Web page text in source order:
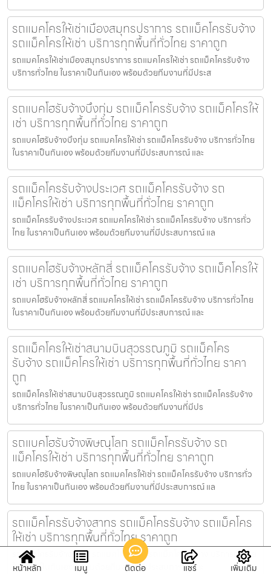
รถแมคโครให้เช่าเมืองสมุทรปราการ รถแม็คโครรับจ้าง
รถแม็คโครให้เช่า บริการทุกพื้นที่ทั่วไทย ราคาถูก
รถแมคโครให้เช่าเมืองสมุทรปราการ รถแมคโครให้เช่า รถแม็คโครรับจ้าง
บริการทั่วไทย ในราคาเป็นกันเอง พร้อมด้วยทีมงานที่มีประส
รถแบคโฮรับจ้างบึงกุ่ม รถแม็คโครรับจ้าง รถแม็คโครให้
เช่า บริการทุกพื้นที่ทั่วไทย ราคาถูก
รถแบคโฮรับจ้างบึงกุ่ม รถแมคโครให้เช่า รถแม็คโครรับจ้าง บริการทั่วไทย
ในราคาเป็นกันเอง พร้อมด้วยทีมงานที่มีประสบการณ์ และ
รถแม็คโครรับจ้างประเวศ รถแม็คโครรับจ้าง รถ
แม็คโครให้เช่า บริการทุกพื้นที่ทั่วไทย ราคาถูก
รถแม็คโครรับจ้างประเวศ รถแมคโครให้เช่า รถแม็คโครรับจ้าง บริการทั่ว
ไทย ในราคาเป็นกันเอง พร้อมด้วยทีมงานที่มีประสบการณ์ แล
รถแบคโฮรับจ้างหลักสี่ รถแม็คโครรับจ้าง รถแม็คโครให้
เช่า บริการทุกพื้นที่ทั่วไทย ราคาถูก
รถแบคโฮรับจ้างหลักสี่ รถแมคโครให้เช่า รถแม็คโครรับจ้าง บริการทั่วไทย
ในราคาเป็นกันเอง พร้อมด้วยทีมงานที่มีประสบการณ์ และ
รถแม็คโครให้เช่าสนามบินสุวรรณภูมิ รถแม็คโคร
รับจ้าง รถแม็คโครให้เช่า บริการทุกพื้นที่ทั่วไทย ราคา
ถูก
รถแม็คโครให้เช่าสนามบินสุวรรณภูมิ รถแมคโครให้เช่า รถแม็คโครรับจ้าง
บริการทั่วไทย ในราคาเป็นกันเอง พร้อมด้วยทีมงานที่มีปร
รถแบคโฮรับจ้างพิษณุโลก รถแม็คโครรับจ้าง รถ
แม็คโครให้เช่า บริการทุกพื้นที่ทั่วไทย ราคาถูก
รถแบคโฮรับจ้างพิษณุโลก รถแมคโครให้เช่า รถแม็คโครรับจ้าง บริการทั่ว
ไทย ในราคาเป็นกันเอง พร้อมด้วยทีมงานที่มีประสบการณ์ แล
รถแม็คโครรับจ้างสาทร รถแม็คโครรับจ้าง รถแม็คโคร
ให้เช่า บริการทุกพื้นที่ทั่วไทย ราคาถูก
รถแม็คโครรับจ้างสาทร รถแมคโครให้เช่า รถแม็คโครรับจ้าง บริการทั่วไทย
ในราคาเป็นกันเอง พร้อมด้วยทีมงานที่มีประสบการณ์ และ
หน้าหลัก เมนู ติดต่อ แชร์ เพิ่มเติม